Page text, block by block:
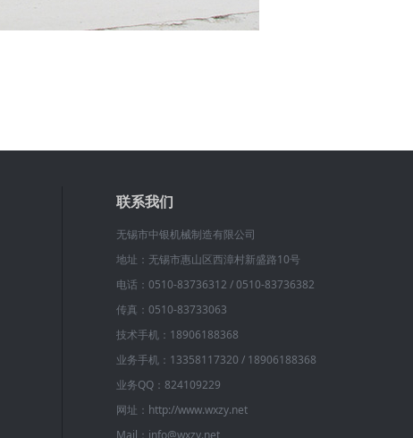
联系我们
无锡市中银机械制造有限公司
地址：无锡市惠山区西漳村新盛路10号
电话：0510-83736312 / 0510-83736382
传真：0510-83733063
技术手机：18906188368
业务手机：13358117320 / 18906188368
业务QQ：824109229
网址：http://www.wxzy.net
Mail：info@wxzy.net